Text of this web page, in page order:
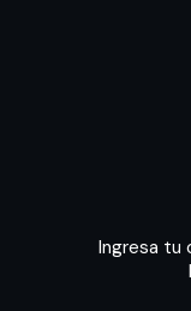
Ingresa tu